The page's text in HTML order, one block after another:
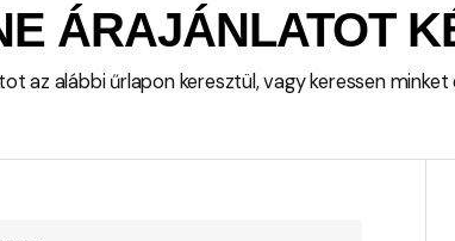
ÁRAJÁNLATOT
az alábbi űrlapon keresztül, vagy keressen minket